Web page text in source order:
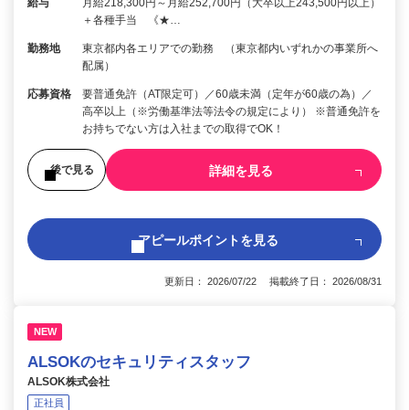
＋各種手当 《★…
勤務地
東京都内各エリアでの勤務 （東京都内いずれかの事業所へ
配属）
応募資格
要普通免許（AT限定可）／60歳未満（定年が60歳の為）／
高卒以上（※労働基準法等法令の規定により） ※普通免許を
お持ちでない方は入社までの取得でOK！
後で見る 詳細を見る
アピールポイントを見る
更新日： 2026/07/22 掲載終了日： 2026/08/31
NEW
ALSOKのセキュリティスタッフ
ALSOK株式会社
正社員